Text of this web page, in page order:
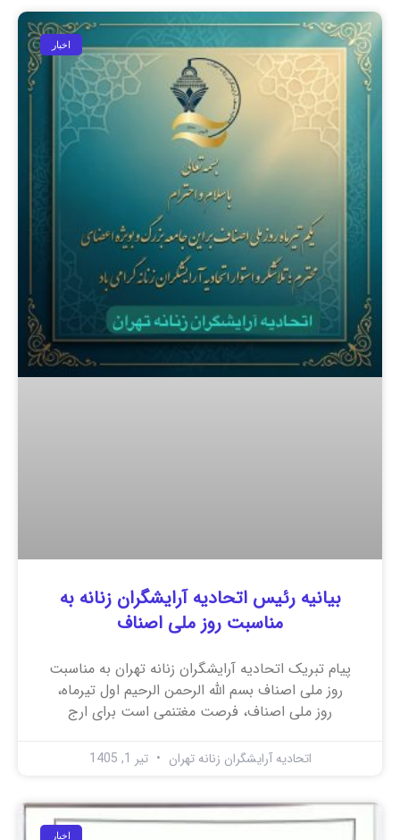
اخبار
بیانیه رئیس اتحادیه آرایشگران زنانه به
مناسبت روز ملی اصناف
پیام تبریک اتحادیه آرایشگران زنانه تهران به مناسبت
روز ملی اصناف بسم الله الرحمن الرحیم اول تیرماه،
روز ملی اصناف، فرصت مغتنمی است برای ارج
اتحادیه آرایشگران زنانه تهران تیر 1, 1405
اخبار